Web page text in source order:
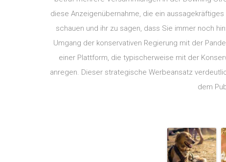
diese Anzeigenübernahme, die ein
schauen und ihr zu sagen, dass Sie immer noch
Umgang der konservativen Regierung mit der
einer Plattform, die typischerweise mit der
anregen. Dieser strategische Werbeansatz
dem